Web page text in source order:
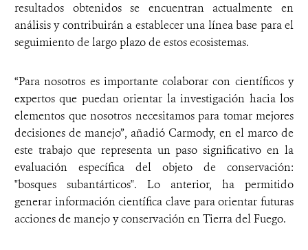
resultados obtenidos se encuentran actualmente en
análisis y contribuirán a establecer una línea base para el
seguimiento de largo plazo de estos ecosistemas.
“Para nosotros es importante colaborar con científicos y
expertos que puedan orientar la investigación hacia los
elementos que nosotros necesitamos para tomar mejores
decisiones de manejo”, añadió Carmody, en el marco de
este trabajo que representa un paso significativo en la
evaluación específica del objeto de conservación:
"bosques subantárticos". Lo anterior, ha permitido
generar información científica clave para orientar futuras
acciones de manejo y conservación en Tierra del Fuego.